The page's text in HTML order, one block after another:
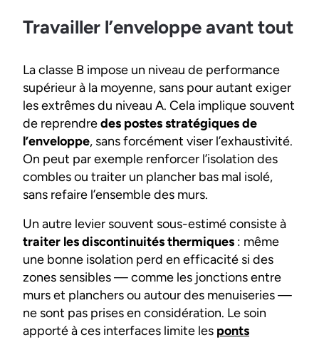
Travailler l’enveloppe avant tout
La classe B impose un niveau de performance
supérieur à la moyenne, sans pour autant exiger
les extrêmes du niveau A. Cela implique souvent
de reprendredes postes stratégiques de
l’enveloppe, sans forcément viser l’exhaustivité.
On peut par exemple renforcer l’isolation des
combles ou traiter un plancher bas mal isolé,
sans refaire l’ensemble des murs.
Un autre levier souvent sous-estimé consiste à
traiter les discontinuités thermiques : même
une bonne isolation perd en efficacité si des
zones sensibles — comme les jonctions entre
murs et planchers ou autour des menuiseries —
ne sont pas prises en considération. Le soin
apporté à ces interfaces limite les ponts